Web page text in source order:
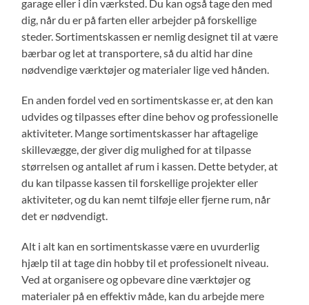
garage eller i din værksted. Du kan også tage den med
dig, når du er på farten eller arbejder på forskellige
steder. Sortimentskassen er nemlig designet til at være
bærbar og let at transportere, så du altid har dine
nødvendige værktøjer og materialer lige ved hånden.
En anden fordel ved en sortimentskasse er, at den kan
udvides og tilpasses efter dine behov og professionelle
aktiviteter. Mange sortimentskasser har aftagelige
skillevægge, der giver dig mulighed for at tilpasse
størrelsen og antallet af rum i kassen. Dette betyder, at
du kan tilpasse kassen til forskellige projekter eller
aktiviteter, og du kan nemt tilføje eller fjerne rum, når
det er nødvendigt.
Alt i alt kan en sortimentskasse være en uvurderlig
hjælp til at tage din hobby til et professionelt niveau.
Ved at organisere og opbevare dine værktøjer og
materialer på en effektiv måde, kan du arbejde mere